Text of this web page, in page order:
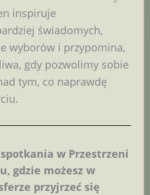
inspiruje
świadomych,
wyborów i przypomina,
gdy pozwolimy sobie
tym, co naprawdę
w Przestrzeni
gdzie możesz w
przyjrzeć się